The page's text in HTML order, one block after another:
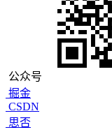
公众号
掘金
CSDN
思否